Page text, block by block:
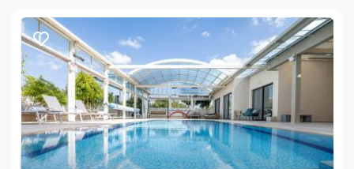
אספרסו, בר מים, מקרר, מיקרוגל, כלי הגשה, סירים, קומקום
חשמלי, כיריים חשמליות, סלון ענק עם פינות ישיבה מרהיבות
ונוחות, טלוויזית 60 אינץ' עם מערכת קולנוע ביתית, שולחן סנוקר
ענק ומרשים ביופיו, בחצר הוילה תוכלו למצוא: גינה פסטורלית
ומטופחת, פינות ישיבה נוחות, מיטות שיזוף, ג'קוזי ספא, בריכה
ענקית צלולה ומרעננת, משחקי ילדים, שולחן פינג פונג.
מתחם הגן היוקרתי עם הבריכה המרעננת